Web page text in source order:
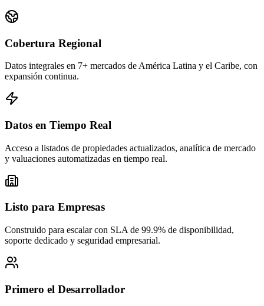
Cobertura Regional
Datos integrales en 7+ mercados de América Latina y el Caribe, con
expansión continua.
Datos en Tiempo Real
Acceso a listados de propiedades actualizados, analítica de mercado
y valuaciones automatizadas en tiempo real.
Listo para Empresas
Construido para escalar con SLA de 99.9% de disponibilidad,
soporte dedicado y seguridad empresarial.
Primero el Desarrollador